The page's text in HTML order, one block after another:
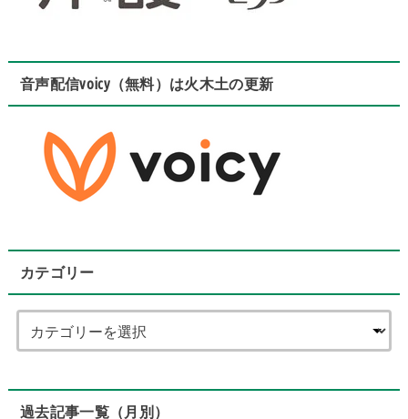
音声配信voicy（無料）は火木土の更新
カテゴリー
過去記事一覧（月別）